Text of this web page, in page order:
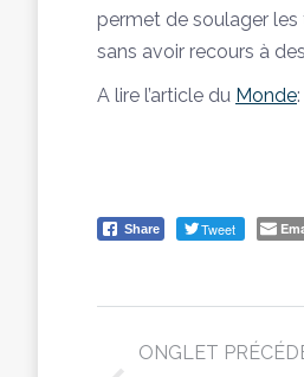
permet de soulager les
sans avoir recours à
A lire l’article du Monde:
Share Tweet
navigation
ONGLET